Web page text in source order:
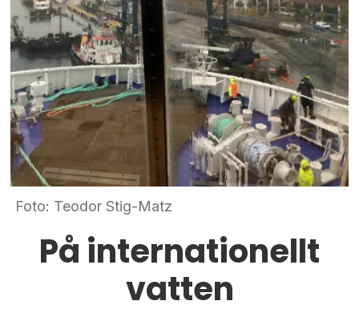
Foto: Teodor Stig-Matz
På internationellt
vatten